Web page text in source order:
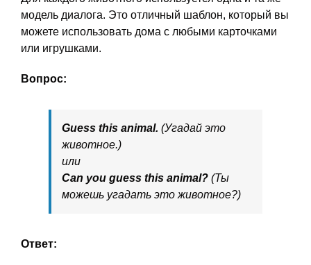
модель диалога. Это отличный шаблон, который вы
можете использовать дома с любыми карточками
или игрушками.
Вопрос:
Guess this animal. (Угадай это
животное.)
или
Can you guess this animal? (Ты
можешь угадать это животное?)
Ответ: